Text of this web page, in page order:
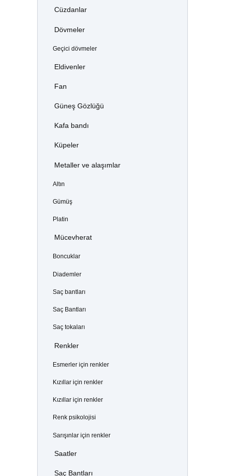
Cüzdanlar
Dövmeler
Geçici dövmeler
Eldivenler
Fan
Güneş Gözlüğü
Kafa bandı
Küpeler
Metaller ve alaşımlar
Altın
Gümüş
Platin
Mücevherat
Boncuklar
Diademler
Saç bantları
Saç Bantları
Saç tokaları
Renkler
Esmerler için renkler
Kızıllar için renkler
Kızıllar için renkler
Renk psikolojisi
Sarışınlar için renkler
Saatler
Saç Bantları